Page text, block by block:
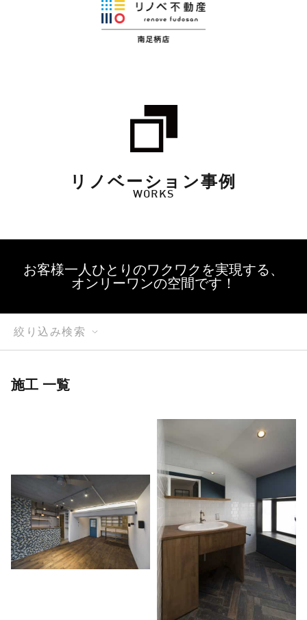
リノベーション事例
WORKS
お客様一人ひとりのワクワクを実現する、
オンリーワンの空間です！
絞り込み検索
施工 一覧